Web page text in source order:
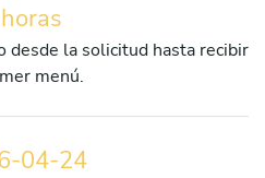
desde la solicitud hasta recibir
menú.
04-24